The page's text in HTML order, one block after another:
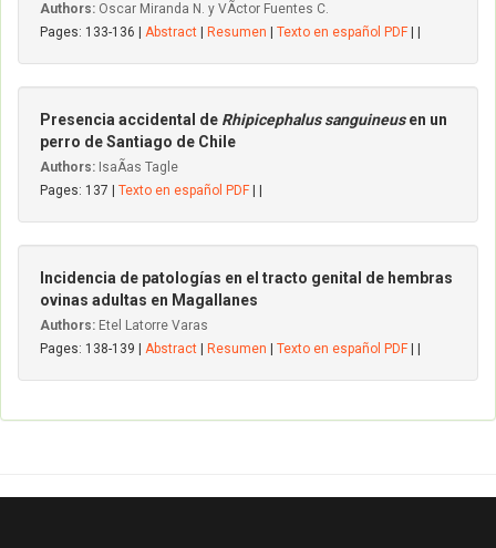
Authors: Oscar Miranda N. y VÃ­ctor Fuentes C.
Pages: 133-136 | Abstract Resumen Texto en español PDF
Presencia accidental de Rhipicephalus sanguineusen un
perro de Santiago de Chile
Authors: IsaÃ­as Tagle
Pages: 137 | Texto en español PDF
Incidencia de patologías en el tracto genital de hembras
ovinas adultas en Magallanes
Authors: Etel Latorre Varas
Pages: 138-139 | Abstract Resumen Texto en español PDF